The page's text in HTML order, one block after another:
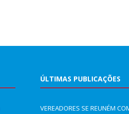
ÚLTIMAS PUBLICAÇÕES
VEREADORES SE REUNÉM